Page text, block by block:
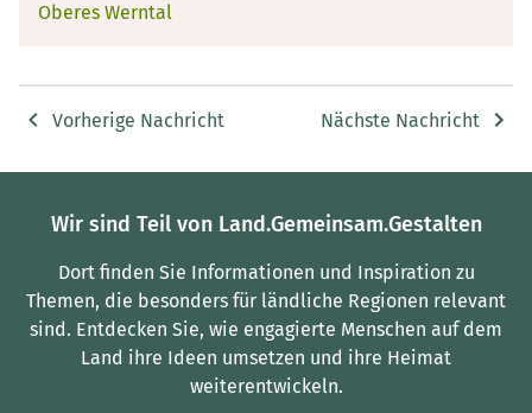
Oberes Werntal
Vorherige Nachricht Nächste Nachricht
Wir sind Teil von Land.Gemeinsam.Gestalten
Dort finden Sie Informationen und Inspiration zu
Themen, die besonders für ländliche Regionen relevant
sind. Entdecken Sie, wie engagierte Menschen auf dem
Land ihre Ideen umsetzen und ihre Heimat
weiterentwickeln.